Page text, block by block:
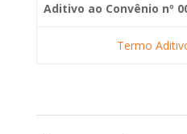
Aditivo ao Convênio nº
Termo